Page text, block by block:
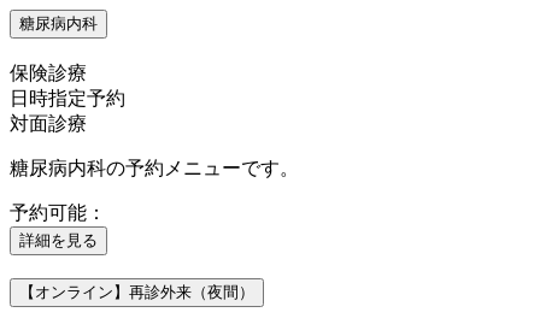
糖尿病内科
保険診療
日時指定予約
対面診療
糖尿病内科の予約メニューです。
予約可能：
詳細を見る
【オンライン】再診外来（夜間）